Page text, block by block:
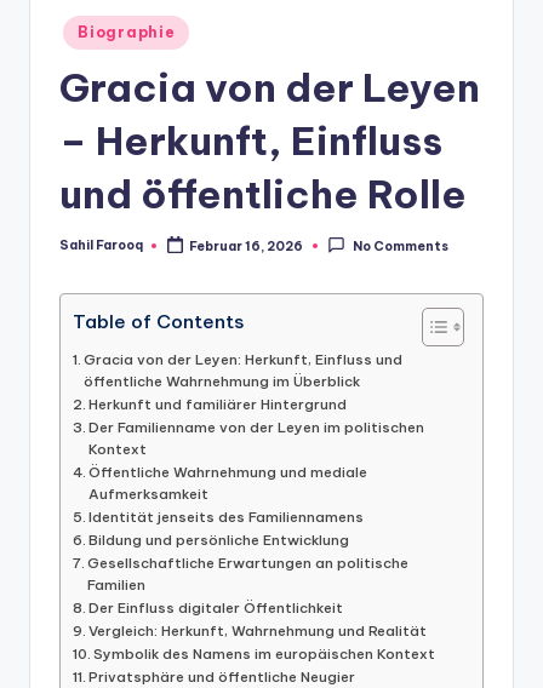
Posted
in
Biographie
Gracia von der Leyen
– Herkunft, Einfluss
und öffentliche Rolle
Posted
Sahil Farooq Februar 16, 2026 No Comments
Table of Contents
Gracia von der Leyen: Herkunft, Einfluss und
öffentliche Wahrnehmung im Überblick
Herkunft und familiärer Hintergrund
Der Familienname von der Leyen im politischen
Kontext
Öffentliche Wahrnehmung und mediale
Aufmerksamkeit
Identität jenseits des Familiennamens
Bildung und persönliche Entwicklung
Gesellschaftliche Erwartungen an politische
Familien
Der Einfluss digitaler Öffentlichkeit
Vergleich: Herkunft, Wahrnehmung und Realität
Symbolik des Namens im europäischen Kontext
Privatsphäre und öffentliche Neugier